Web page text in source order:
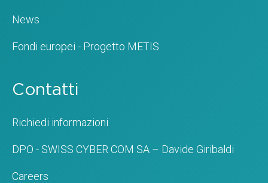
News
Fondi europei - Progetto METIS
Contatti
Richiedi informazioni
DPO - SWISS CYBER COM SA – Davide Giribaldi
Careers